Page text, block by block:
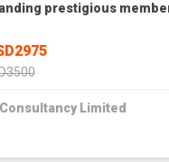
prestigious
Consultancy Limited